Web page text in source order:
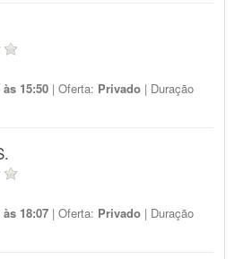
às 15:50 | Oferta: Privado | Duração
às 18:07 | Oferta: Privado | Duração